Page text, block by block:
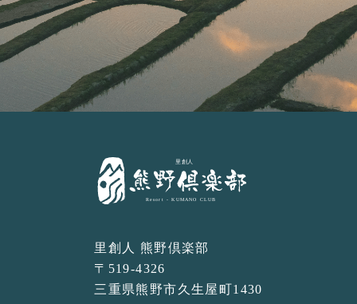
里創人 熊野倶楽部
〒519-4326
三重県熊野市久生屋町1430